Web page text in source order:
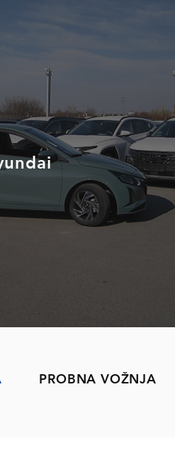
PROBNA VOŽNJA